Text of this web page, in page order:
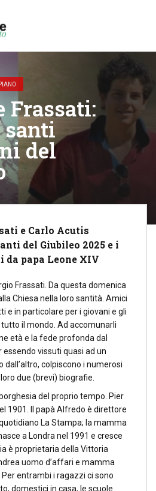
Frassati:
del
e Carlo Acutis
del Giubileo 2025 e i
papa Leone XIV
Frassati. Da questa domenica
Chiesa nella loro santità. Amici
e in particolare per i giovani e gli
il mondo. Ad accomunarli
età e la fede profonda dal
essendo vissuti quasi ad un
dall’altro, colpiscono i numerosi
due (brevi) biografie.
del proprio tempo. Pier
1901. Il papà Alfredo è direttore
La Stampa; la mamma
a Londra nel 1991 e cresce
è proprietaria della Vittoria
uomo d’affari e mamma
entrambi i ragazzi ci sono
domestici in casa, le scuole